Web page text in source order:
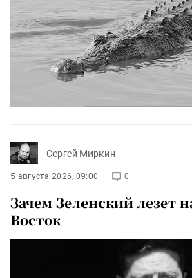
Сергей Миркин
5 августа 2026, 09:00 0
Зачем Зеленский лезет
Восток